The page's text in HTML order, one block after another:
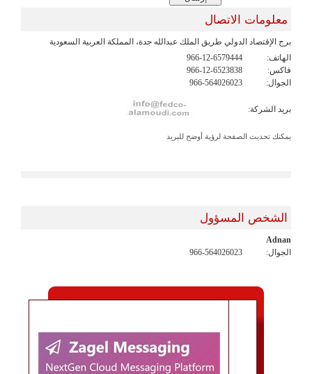
معلومات الاتصال
برج الإقتصاد الدولي طريق الملك عبدالله جدة، المملكة العربية السعودية
الهاتف:
966-12-6579444
فاكس:
966-12-6523838
الجوال:
966-564026023
بريد الشركة:
يمكنك تحديث الصفحة لرؤية أوضح للبريد
الشخص المسؤول
Adnan
الجوال:
966-564026023